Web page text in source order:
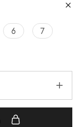
6 7